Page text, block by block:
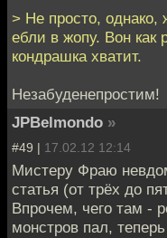
> Не просто,
ебли в жопу. Вон как
кондрашка хватит.
Незабуденепростим!
JPBelmondo »
#49 | 17.02.12 12:14
Мистеру Фраю
статья (от трёх до
Впрочем, чего там -
монстров пал,